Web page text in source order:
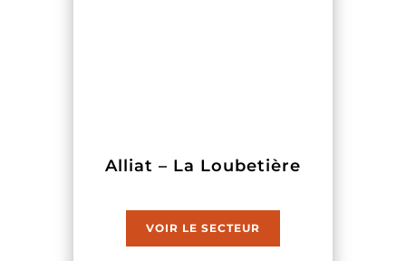
Alliat – La Loubetière
VOIR LE SECTEUR